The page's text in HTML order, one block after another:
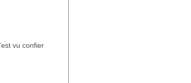
vu confier